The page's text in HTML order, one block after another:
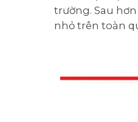
trường. Sau
nhỏ trên toàn